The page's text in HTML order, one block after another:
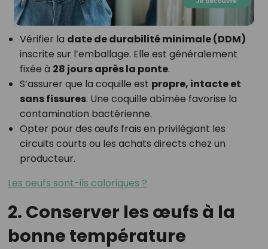
Vérifier la date de durabilité minimale (DDM)
inscrite sur l’emballage. Elle est généralement
fixée à 28 jours après la ponte.
S’assurer que la coquille est propre, intacte et
sans fissures. Une coquille abîmée favorise la
contamination bactérienne.
Opter pour des œufs frais en privilégiant les
circuits courts ou les achats directs chez un
producteur.
Les oeufs sont-ils caloriques ?
2. Conserver les œufs à la
bonne température